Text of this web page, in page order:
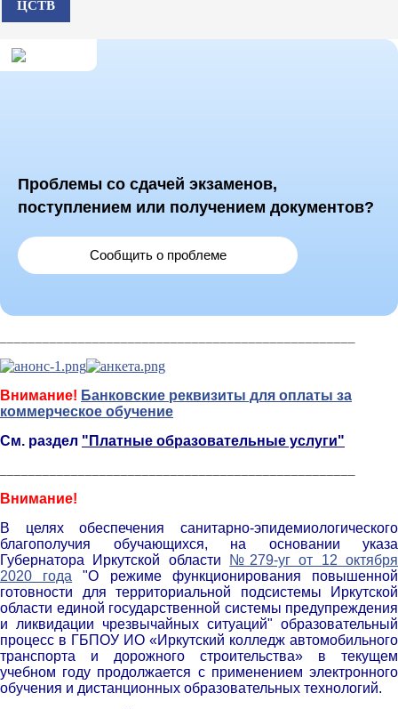
ЦСТВ
Проблемы со сдачей экзаменов,
поступлением или получением документов?
Сообщить о проблеме
Внимание! Банковские реквизиты для оплаты за
коммерческое обучение
См. раздел "Платные образовательные услуги"
Внимание!
В целях обеспечения санитарно-эпидемиологического
благополучия обучающихся, на основании указа
Губернатора Иркутской области
№279-уг от 12 октября
2020 года "О режиме функционирования повышенной
готовности для территориальной подсистемы Иркутской
области единой государственной системы предупреждения
и ликвидации чрезвычайных ситуаций" образовательный
процесс в ГБПОУ ИО «Иркутский колледж автомобильного
транспорта и дорожного строительства» в текущем
учебном году продолжается с применением электронного
обучения и дистанционных образовательных технологий.